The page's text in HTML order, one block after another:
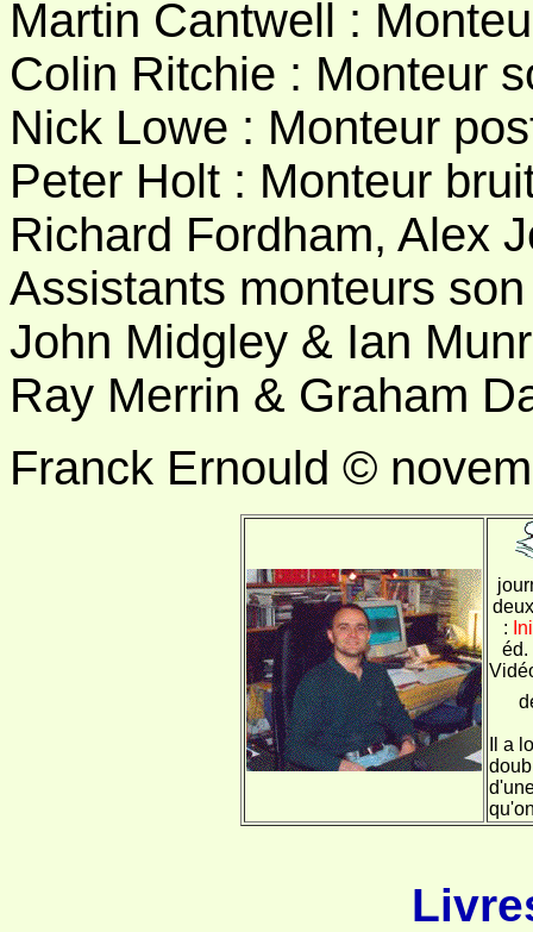
Martin Cantwell :
Colin Ritchie : Monteur
Nick Lowe : Monteur
Peter Holt : Monteur
Richard Fordham, Alex
Assistants monteurs son
John Midgley & Ian
Ray Merrin & Graham
Franck Ernould ©
:
éd.
Il a